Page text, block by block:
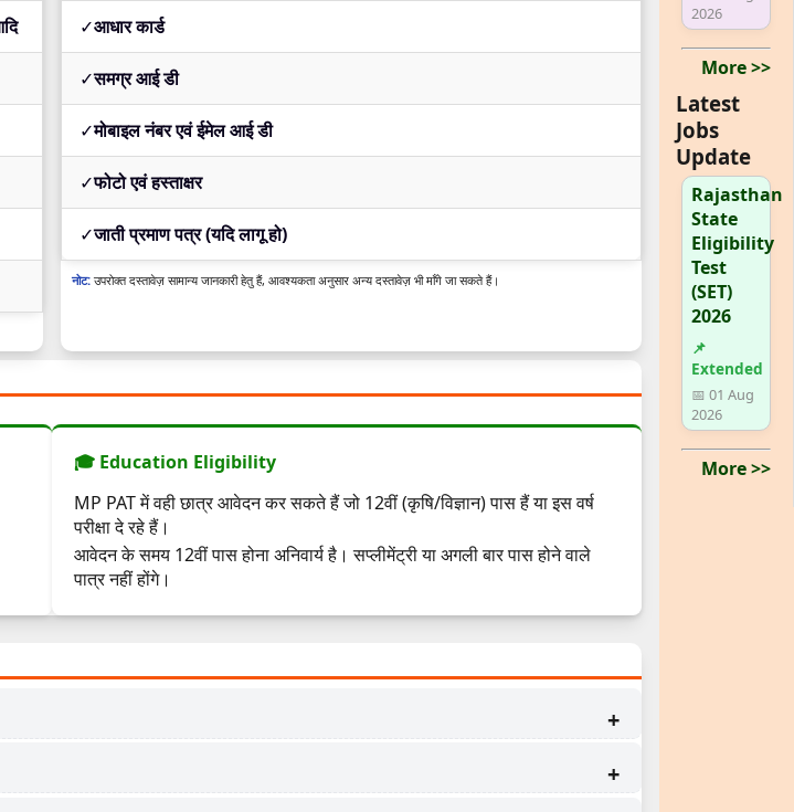
✓आधार कार्ड
✓समग्र आई डी
✓मोबाइल नंबर एवं ईमेल आई डी
✓फोटो एवं हस्ताक्षर
✓जाती प्रमाण पत्र (यदि लागू हो)
नोट: उपरोक्त दस्तावेज़ सामान्य जानकारी हेतु हैं, आवश्यकता अनुसार अन्य दस्तावेज़ भी माँगे जा सकते हैं।
🎓 Education Eligibility
MP PAT में वही छात्र आवेदन कर सकते हैं जो 12वीं (कृषि/विज्ञान) पास हैं या इस वर्ष
परीक्षा दे रहे हैं।
आवेदन के समय 12वीं पास होना अनिवार्य है। सप्लीमेंट्री या अगली बार पास होने वाले
पात्र नहीं होंगे।
2026
More >>
Latest
Jobs
Update
Rajasthan
State
Eligibility
Test
(SET)
2026
📌
Extended
📅 01 Aug
2026
More >>